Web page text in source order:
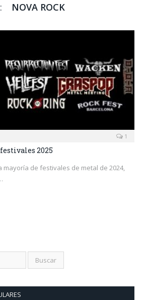
NOVA ROCK
1
2025
mayoría de festivales de metal de 2024,